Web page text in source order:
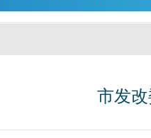
市发